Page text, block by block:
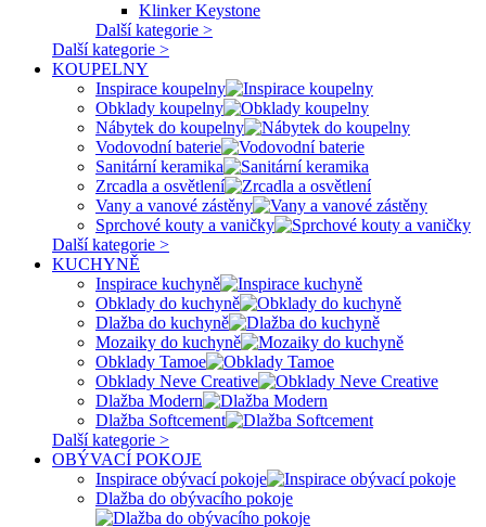
Klinker Keystone
Další kategorie >
Další kategorie >
KOUPELNY
Inspirace koupelny
Obklady koupelny
Nábytek do koupelny
Vodovodní baterie
Sanitární keramika
Zrcadla a osvětlení
Vany a vanové zástěny
Sprchové kouty a vaničky
Další kategorie >
KUCHYNĚ
Inspirace kuchyně
Obklady do kuchyně
Dlažba do kuchyně
Mozaiky do kuchyně
Obklady Tamoe
Obklady Neve Creative
Dlažba Modern
Dlažba Softcement
Další kategorie >
OBÝVACÍ POKOJE
Inspirace obývací pokoje
Dlažba do obývacího pokoje